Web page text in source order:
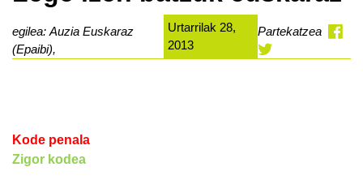
egilea: Auzia Euskaraz
(Epaibi),
Urtarrilak 28,
2013
Partekatzea
Kode penala
Zigor kodea